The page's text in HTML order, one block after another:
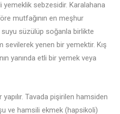
yemeklik sebzesidir. Karalahana
mutfağının en meşhur
süzülüp soğanla birlikte
sevilerek yenen bir yemektir. Kış
yanında etli bir yemek veya
Tavada pişirilen hamsiden
ve hamsili ekmek (hapsikoli)